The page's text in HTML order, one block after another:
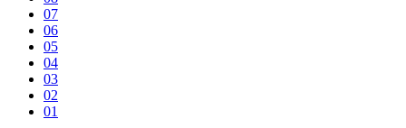
07
06
05
04
03
02
01